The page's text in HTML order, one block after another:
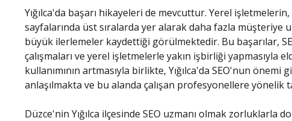
Yığılca'da başarı hikayeleri de mevcuttur. Yerel
sayfalarında üst sıralarda yer alarak daha fazla müşteriye
büyük ilerlemeler kaydettiği görülmektedir. Bu başarılar,
çalışmaları ve yerel işletmelerle yakın işbirliği yapmasıyla
kullanımının artmasıyla birlikte, Yığılca'da SEO'nun önemi
anlaşılmakta ve bu alanda çalışan profesyonellere yönelik
Düzce'nin Yığılca ilçesinde SEO uzmanı olmak zorluklarla